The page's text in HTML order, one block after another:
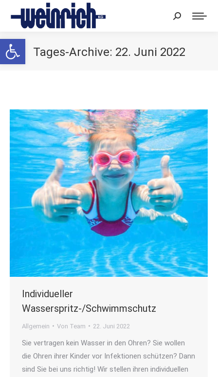
Werkzeugleiste öffnen
Search:
Tages-Archive: 22. Juni 2022
Individueller
Wasserspritz-/Schwimmschutz
Allgemein Von Team 22. Juni 2022
Sie vertragen kein Wasser in den Ohren? Sie wollen
die Ohren ihrer Kinder vor Infektionen schützen? Dann
sind Sie bei uns richtig! Wir stellen ihren individuellen